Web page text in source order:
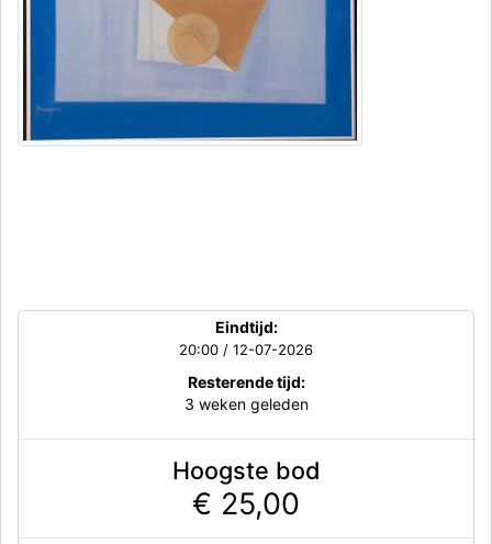
Eindtijd:
20:00 / 12-07-2026
Resterende tijd:
3 weken geleden
Hoogste bod
€ 25,00